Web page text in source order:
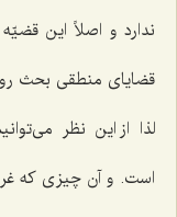
ندارد و اصلاً این
قضایای منطقی بحث
لذا از این نظر
است. و آن چیزی که